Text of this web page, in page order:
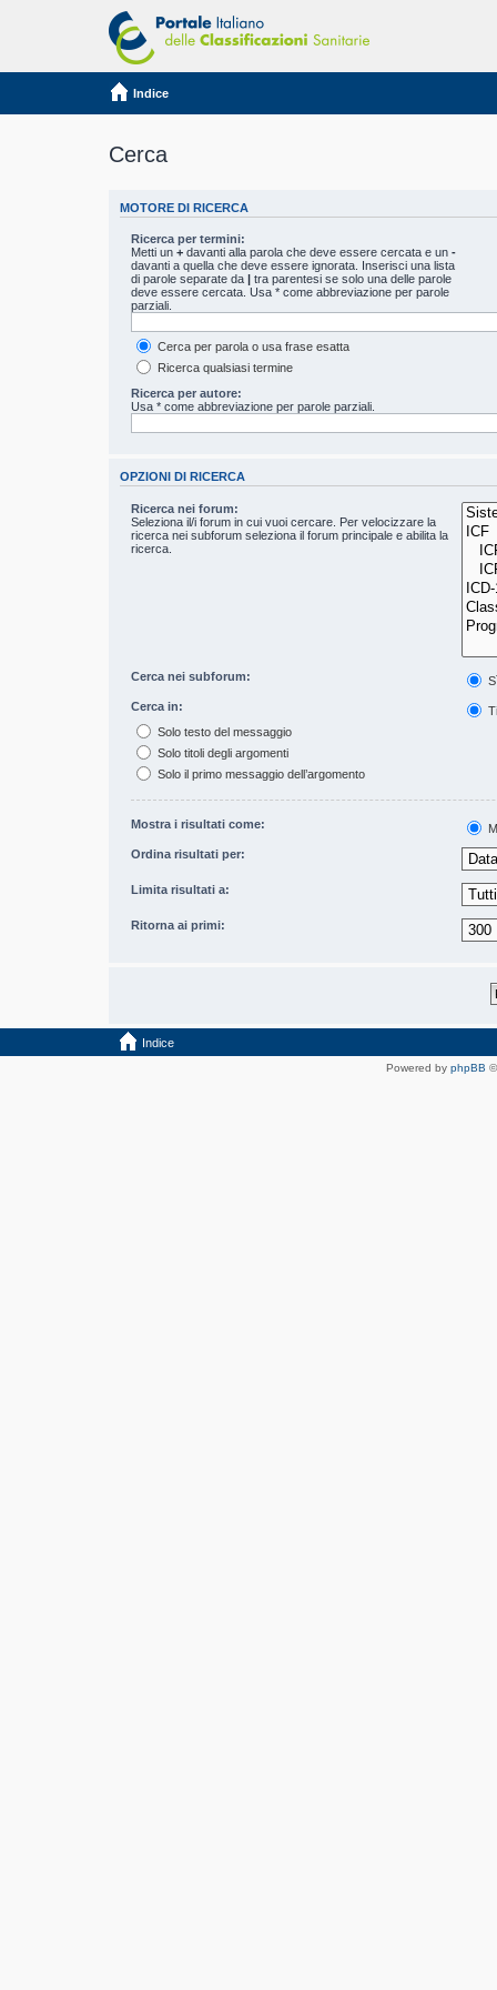
Indice
Cerca
MOTORE DI RICERCA
Ricerca per termini:
Metti un+ davanti alla parola che deve essere cercata e un-
davanti a quella che deve essere ignorata. Inserisci una lista
di parole separate da
tra parentesi se solo una delle parole
deve essere cercata. Usa * come abbreviazione per parole
parziali.
Cerca per parola o usa frase esatta
Ricerca qualsiasi termine
Ricerca per autore:
Usa * come abbreviazione per parole parziali.
OPZIONI DI RICERCA
Ricerca nei forum:
Seleziona il/i forum in cui vuoi cercare. Per velocizzare la
ricerca nei subforum seleziona il forum principale e abilita la
ricerca.
Cerca nei subforum:
Cerca in:
Solo testo del messaggio
Solo titoli degli argomenti
Solo il primo messaggio dell’argomento
Mostra i risultati come:
Ordina risultati per:
Limita risultati a:
Ritorna ai primi:
Indice
Powered by phpBB